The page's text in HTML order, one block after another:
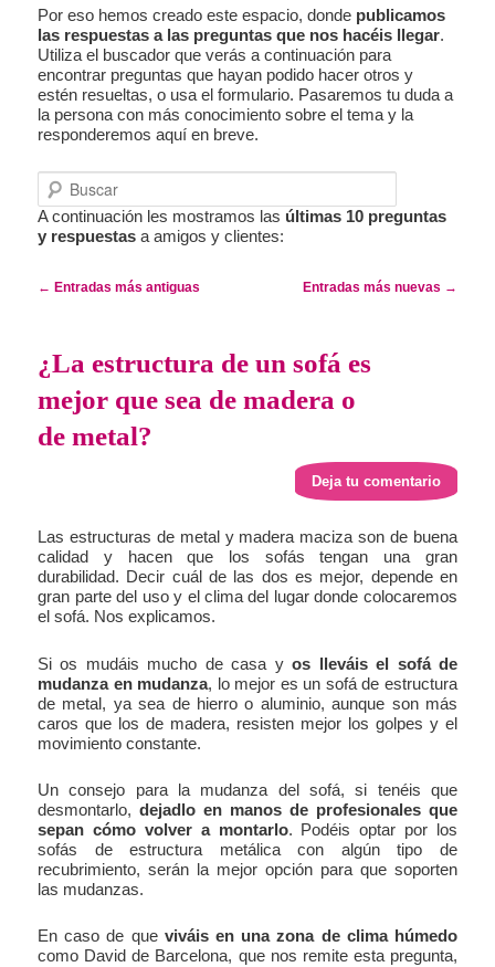
Por eso hemos creado este espacio, donde publicamos
las respuestas a las preguntas que nos hacéis llegar.
Utiliza el buscador que verás a continuación para
encontrar preguntas que hayan podido hacer otros y
estén resueltas, o usa el formulario. Pasaremos tu duda a
la persona con más conocimiento sobre el tema y la
responderemos aquí en breve.
Buscar
A continuación les mostramos las últimas 10 preguntas
y respuestas a amigos y clientes:
Navegación de entradas
← Entradas más antiguas Entradas más nuevas →
¿La estructura de un sofá es
mejor que sea de madera o
de metal?
Deja tu comentario
Las estructuras de metal y madera maciza son de buena
calidad y hacen que los sofás tengan una gran
durabilidad. Decir cuál de las dos es mejor, depende en
gran parte del uso y el clima del lugar donde colocaremos
el sofá. Nos explicamos.
Si os mudáis mucho de casa yos lleváis el sofá de
mudanza en mudanza, lo mejor es un sofá de estructura
de metal, ya sea de hierro o aluminio, aunque son más
caros que los de madera, resisten mejor los golpes y el
movimiento constante.
Un consejo para la mudanza del sofá, si tenéis que
desmontarlo,dejadlo en manos de profesionales que
sepan cómo volver a montarlo. Podéis optar por los
sofás de estructura metálica con algún tipo de
recubrimiento, serán la mejor opción para que soporten
las mudanzas.
En caso de que viváis en una zona de clima húmedo
como David de Barcelona, que nos remite esta pregunta,